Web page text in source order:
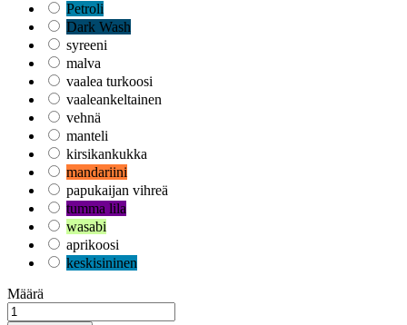
Petroli
Dark Wash
syreeni
malva
vaalea turkoosi
vaaleankeltainen
vehnä
manteli
kirsikankukka
mandariini
papukaijan vihreä
tumma lila
wasabi
aprikoosi
keskisininen
Määrä